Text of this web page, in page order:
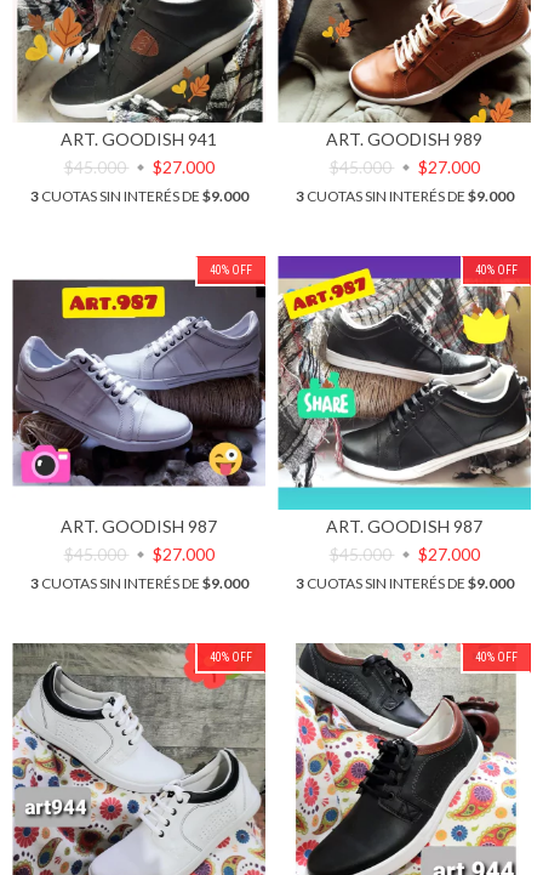
ART. GOODISH 941
$45.000
$27.000
3CUOTAS SIN INTERÉS DE $9.000
ART. GOODISH 989
$45.000
$27.000
3CUOTAS SIN INTERÉS DE $9.000
40% OFF
ART. GOODISH 987
$45.000
$27.000
3CUOTAS SIN INTERÉS DE $9.000
40% OFF
ART. GOODISH 987
$45.000
$27.000
3CUOTAS SIN INTERÉS DE $9.000
40% OFF 40% OFF